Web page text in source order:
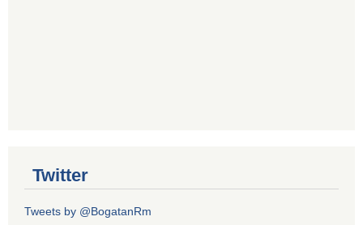
Twitter
Tweets by @BogatanRm